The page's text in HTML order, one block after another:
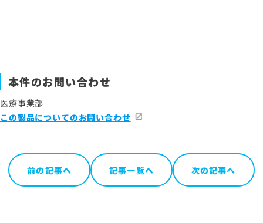
本件のお問い合わせ
医療事業部
この製品についてのお問い合わせ
前の記事へ 記事一覧へ 次の記事へ